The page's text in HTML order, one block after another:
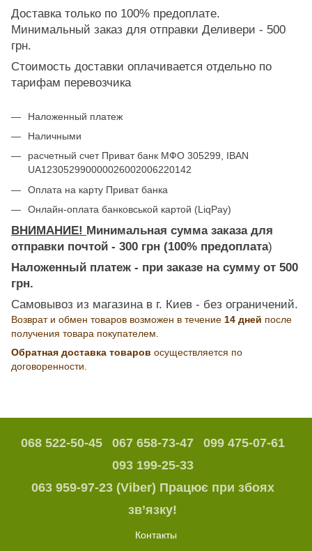
Доставка только по 100% предоплате.
Минимальный заказ для отправки Деливери - 500
грн.
Стоимость доставки оплачивается отдельно по
тарифам перевозчика
Наложенный платеж
Наличными
расчетный счет Приват банк МФО 305299, IBAN
UA123052990000026002006220142
Оплата на карту Приват банка
Онлайн-оплата банковськой картой (LiqPay)
ВНИМАНИЕ! Минимальная сумма заказа для
отправки почтой - 300 грн (100% предоплата)
Наложенный платеж - при заказе на сумму от 500
грн.
Самовывоз из магазина в г. Киев - без ограничений.
Возврат и обмен товаров возможен в течение 14 дней после
получения товара покупателем.
Обратная доставка товаров осуществляется по
договоренности.
068 522-50-45 067 658-73-47
099 475-07-61
093 199-25-33
063 959-97-23 (Viber) Працює при збоях
зв’язку!
Контакты